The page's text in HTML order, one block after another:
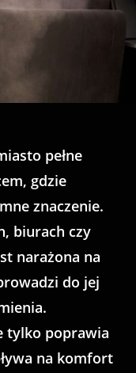
pełne
gdzie
znaczenie.
biurach czy
narażona na
do jej
tylko poprawia
na komfort